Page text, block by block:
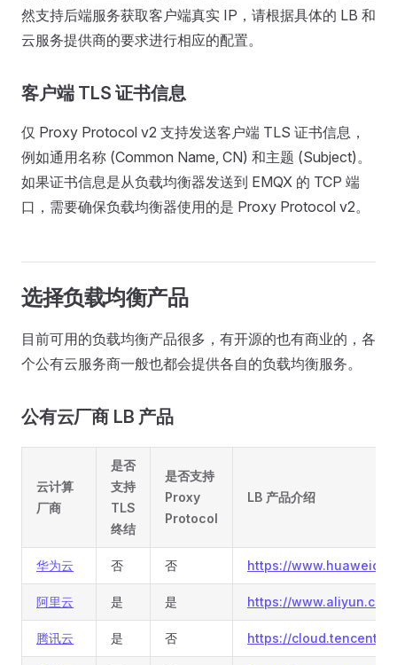
然支持后端服务获取客户端真实 IP，请根据具体的 LB 和
云服务提供商的要求进行相应的配置。
客户端 TLS 证书信息
仅 Proxy Protocol v2 支持发送客户端 TLS 证书信息，
例如通用名称 (Common Name, CN) 和主题 (Subject)。
如果证书信息是从负载均衡器发送到 EMQX 的 TCP 端
口，需要确保负载均衡器使用的是 Proxy Protocol v2。
选择负载均衡产品
目前可用的负载均衡产品很多，有开源的也有商业的，各
个公有云服务商一般也都会提供各自的负载均衡服务。
公有云厂商 LB 产品
云计算
厂商
是否
支持
TLS
终结
是否支持
Proxy
Protocol
LB 产品介绍
华为云 否 否 https://
阿里云 是 是 https://
腾讯云 是 否 https://